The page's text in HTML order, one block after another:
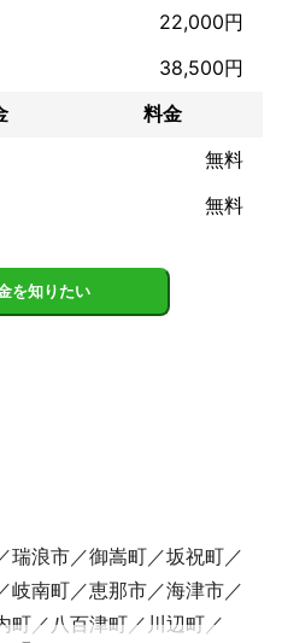
ャーキャピタル等の出資をうけ
業界にて構成作家として個人活
本を受けてスポーツ＆ビューテ
目の当たりにし、人のためにで
22,000円
38,500円
料金
無料
無料
を知りたい
瑞浪市 御嵩町
坂祝町
岐南町 恵那市
海津市
町 八百津町
川辺町